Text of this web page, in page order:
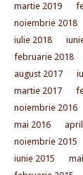
martie 2019
noiembrie 2018
iulie 2018
februarie 2018
august 2017
martie 2017
noiembrie 2016
mai 2016
noiembrie 2015
iunie 2015